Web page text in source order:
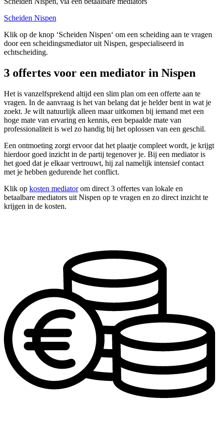
Scheiden Nispen
Klik op de knop ‘Scheiden Nispen‘ om een scheiding aan te vragen
door een scheidingsmediator uit Nispen, gespecialiseerd in
echtscheiding.
3 offertes voor een mediator in Nispen
Het is vanzelfsprekend altijd een slim plan om een offerte aan te
vragen. In de aanvraag is het van belang dat je helder bent in wat je
zoekt. Je wilt natuurlijk alleen maar uitkomen bij iemand met een
hoge mate van ervaring en kennis, een bepaalde mate van
professionaliteit is wel zo handig bij het oplossen van een geschil.
Een ontmoeting zorgt ervoor dat het plaatje compleet wordt, je krijgt
hierdoor goed inzicht in de partij tegenover je. Bij een mediator is
het goed dat je elkaar vertrouwt, hij zal namelijk intensief contact
met je hebben gedurende het conflict.
Klik op kosten mediatorom direct 3 offertes van lokale en
betaalbare mediators uit Nispen op te vragen en zo direct inzicht te
krijgen in de kosten.